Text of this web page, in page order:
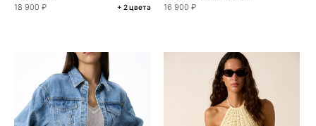
18 900 ₽ + 2 цвета 16 900 ₽